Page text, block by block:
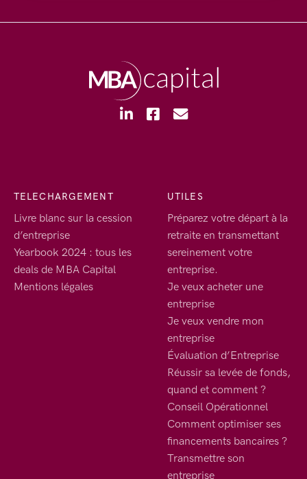
TELECHARGEMENT
Livre blanc sur la cession
d’entreprise
Yearbook 2024 : tous les
deals de MBA Capital
Mentions légales
UTILES
Préparez votre départ à la
retraite en transmettant
sereinement votre
entreprise.
Je veux acheter une
entreprise
Je veux vendre mon
entreprise
Évaluation d’Entreprise
Réussir sa levée de fonds,
quand et comment ?
Conseil Opérationnel
Comment optimiser ses
financements bancaires ?
Transmettre son
entreprise